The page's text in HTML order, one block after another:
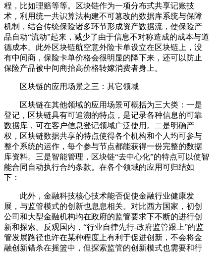
程，比如理赔等等。区块链作为一项分布式共享记账技
术，利用统一共识算法构建不可篡改的数据库系统与保障
机制，结合传统保险诸多环节形成资产数据流，使保险产
品自动“流动”起来，减少了由于信息不对称造成的成本与道
德成本。此外区块链航空意外险卡单设立在区块链上，没
有中间商，保险卡单价格会很明显的降下来，还可以防止
保险产品被中间商抬高价格转嫁消费者身上。
区块链的应用场景之三：其它领域
区块链在其他领域的应用场景可概括为三大类：一是
登记，区块链具有可追溯的特点，是记录各种信息的可靠
数据库，可在客户信息登记领域广泛使用。二是明确产
权，区块链数据共享的特点使得各个机构和个人均可参与
整个系统的运作，每个参与节点都能获得一份完整的数据
库资料。三是智能管理，区块链“去中心化”的特点可以使智
能合同自动执行合约条款。在各个领域的应用可归结如
下：
此外，金融科技核心技术能否促使金融行业健康发
展，与监管模式的创新也息息相关。对比西方国家，初创
公司和大型金融机构均在政府的监管要求下不断的进行创
新和探索。反观国内，“行业自律先行-政府监管跟上”的监
管发展路径也许在某种程度上有利于促进创新，不会将金
融创新错杀在摇篮中，但探索监管的创新模式也需要和行